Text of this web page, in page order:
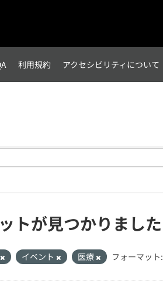
利用規約 アクセシビリティについて
トが見つかりました
イベント 医療 フォーマット: